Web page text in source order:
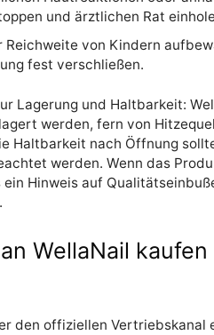
und ärztlichen Rat
Reichweite von Kindern
fest verschließen.
Lagerung und Haltbarkeit:
werden, fern von
Haltbarkeit nach Öffnung
werden. Wenn das
Hinweis auf
WellaNail
den offiziellen Vertriebskanal